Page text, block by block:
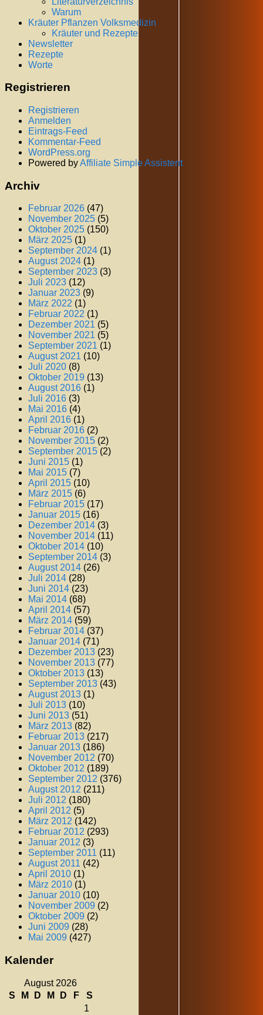
Warum
Kräuter Pflanzen Volksmedizin
Kräuter und Rezepte
Newsletter
Rezepte
Worte
Registrieren
Registrieren
Anmelden
Eintrags-Feed
Kommentar-Feed
WordPress.org
Powered byAffiliate Simple Assistent
Archiv
Februar 2026 (47)
November 2025 (5)
Oktober 2025 (150)
März 2025 (1)
September 2024 (1)
August 2024 (1)
September 2023 (3)
Juli 2023 (12)
Januar 2023 (9)
März 2022 (1)
Februar 2022 (1)
Dezember 2021 (5)
November 2021 (5)
September 2021 (1)
August 2021 (10)
Juli 2020 (8)
Oktober 2019 (13)
August 2016 (1)
Juli 2016 (3)
Mai 2016 (4)
April 2016 (1)
Februar 2016 (2)
November 2015 (2)
September 2015 (2)
Juni 2015 (1)
Mai 2015 (7)
April 2015 (10)
März 2015 (6)
Februar 2015 (17)
Januar 2015 (16)
Dezember 2014 (3)
November 2014 (11)
Oktober 2014 (10)
September 2014 (3)
August 2014 (26)
Juli 2014 (28)
Juni 2014 (23)
Mai 2014 (68)
April 2014 (57)
März 2014 (59)
Februar 2014 (37)
Januar 2014 (71)
Dezember 2013 (23)
November 2013 (77)
Oktober 2013 (13)
September 2013 (43)
August 2013 (1)
Juli 2013 (10)
Juni 2013 (51)
März 2013 (82)
Februar 2013 (217)
Januar 2013 (186)
November 2012 (70)
Oktober 2012 (189)
September 2012 (376)
August 2012 (211)
Juli 2012 (180)
April 2012 (5)
März 2012 (142)
Februar 2012 (293)
Januar 2012 (3)
September 2011 (11)
August 2011 (42)
April 2010 (1)
März 2010 (1)
Januar 2010 (10)
November 2009 (2)
Oktober 2009 (2)
Juni 2009 (28)
Mai 2009 (427)
Kalender
August 2026
S
M D M D F
S
1